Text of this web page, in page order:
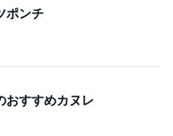
ポンチ
おすすめカヌレ